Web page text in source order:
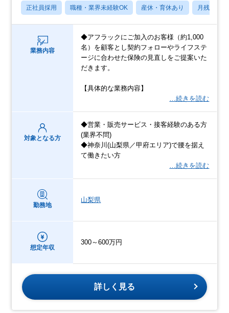
正社員採用 職種・業界未経験OK 産休・育休あり 月残業20
業務内容
◆アフラックにご加入のお客様（約1,000
名）を顧客とし契約フォローやライフステ
ージに合わせた保険の見直しをご提案いた
だきます。
【具体的な業務内容】
…続きを読む
対象となる方
◆営業・販売サービス・接客経験のある方
(業界不問)
◆神奈川(山梨県／甲府エリア)で腰を据え
て働きたい方
…続きを読む
勤務地
山梨県
想定年収
300～600万円
詳しく見る